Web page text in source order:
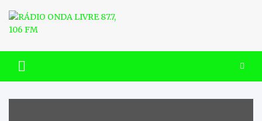
content
RÁDIO ONDA LIVRE 87.7, 106
FM